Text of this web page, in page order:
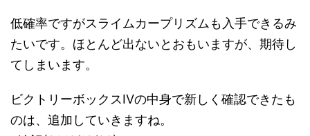
低確率ですがスライムカープリズムも入手できるみ
たいです。ほとんど出ないとおもいますが、期待し
てしまいます。
ビクトリーボックスIVの中身で新しく確認できたも
のは、追加していきますね。